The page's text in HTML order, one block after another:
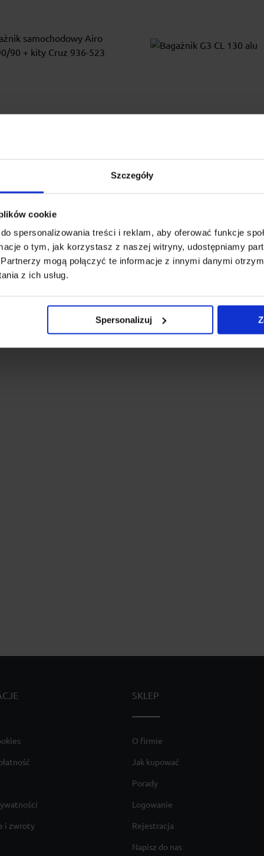
Szczegóły
cookie
spersonalizowania treści i reklam, aby oferować funkcje
o tym, jak korzystasz z naszej witryny, udostępniamy
mogą połączyć te informacje z innymi danymi
z ich usług.
Spersonalizuj
bagażników dachowych
zintegrowanymi...
947.00 zł
Bagażnik bazowy G3 CL to
najbardziej uniwersalnych
549.00 zł
i zwroty
SKLEP
O firmie
Jak kupować
Porady
Logowanie
Rejestracja
Napisz do nas